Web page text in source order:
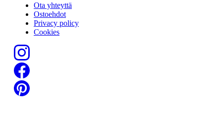
Ota yhteyttä
Ostoehdot
Privacy policy
Cookies